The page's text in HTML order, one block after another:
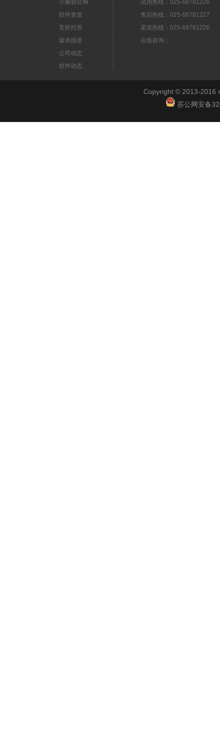
小脑袋官网
软件资质
竞价托管
媒体报道
公司动态
软件动态
试用热线：025-68781226
售后热线：025-68781227
渠道热线：025-68781226
在线咨询：
Copyright © 2013-2016
苏公网安备